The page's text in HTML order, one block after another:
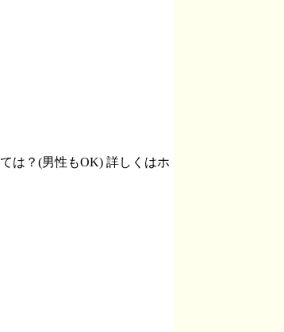
は？(男性もOK) 詳しくはホ